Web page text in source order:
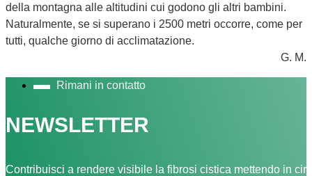
della montagna alle altitudini cui godono gli altri bambini.
Naturalmente, se si superano i 2500 metri occorre, come per
tutti, qualche giorno di acclimatazione.
G. M.
Rimani in contatto
NEWSLETTER
Contribuisci a rendere visibile la fibrosi cistica mettendo in